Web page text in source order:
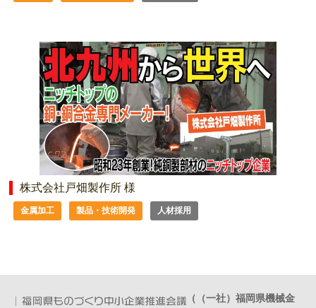
株式会社戸畑製作所 様
金属加工 製品・技術開発 人材採用
（（一社）福岡県機械金